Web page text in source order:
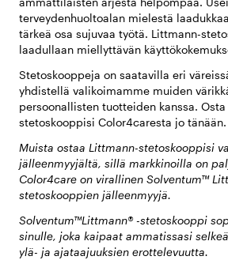
terveydenhuoltoalan mielestä
tärkeä osa sujuvaa työtä. Littmann-
laadullaan miellyttävän
Stetoskooppeja on saatavilla eri
yhdistellä valikoimamme muiden
persoonallisten tuotteiden kanssa.
stetoskooppisi Color4caresta jo tänään.
Muista ostaa Littmann-stetoskooppisi
jälleenmyyjältä, sillä markkinoilla on
Color4care on virallinen Solventum™
stetoskooppien jälleenmyyjä.
Solventum™Littmann® -stetoskooppi
sinulle, joka kaipaat ammatissasi
ylä- ja ajataajuuksien erottelevuutta.